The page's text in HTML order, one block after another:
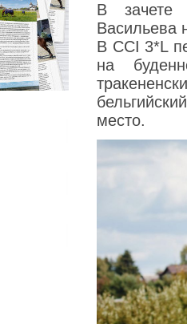
В зачете
Васильева
В CCI 3*L
на
место.